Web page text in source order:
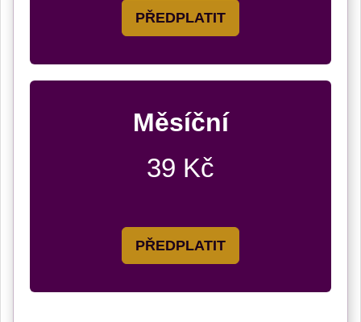
PŘEDPLATIT
Měsíční
39 Kč
PŘEDPLATIT